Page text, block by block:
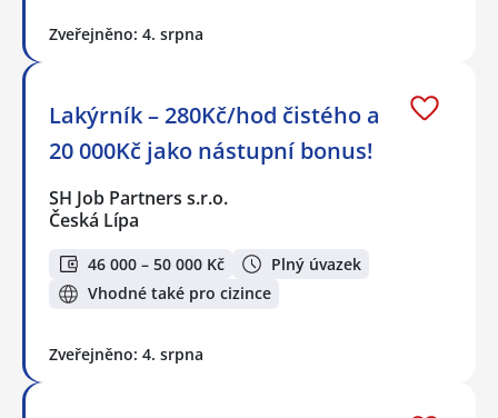
Zveřejněno: 4. srpna
Lakýrník – 280Kč/hod čistého a
20 000Kč jako nástupní bonus!
SH Job Partners s.r.o.
Česká Lípa
46 000 – 50 000 Kč
Plný úvazek
Vhodné také pro cizince
Zveřejněno: 4. srpna